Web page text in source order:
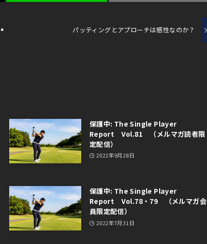
パッティングとアプローチは感性なのか？
保護中: The Single Player
Report Vol.81 （メルマガ読者限
定配信）
2022年9月28日
保護中: The Single Player
Report Vol.78・79 （メルマガ会
員限定配信）
2022年7月31日